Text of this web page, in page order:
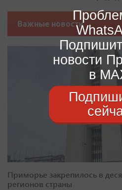
Важные новости
Приморье закрепилось в
регионов страны
новости
в